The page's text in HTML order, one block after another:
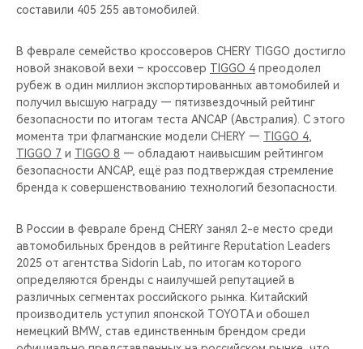
составили 405 255 автомобилей.
В феврале семейство кроссоверов CHERY TIGGO достигло
новой знаковой вехи – кроссовер TIGGO 4 преодолел
рубеж в один миллион экспортированных автомобилей и
получил высшую награду — пятизвездочный рейтинг
безопасности по итогам теста ANCAP (Австралия). С этого
момента три флагманские модели CHERY — TIGGO 4
TIGGO 7 и TIGGO 8 — обладают наивысшим рейтингом
безопасности ANCAP, ещё раз подтверждая стремление
бренда к совершенствованию технологий безопасности.
В России в феврале бренд CHERY занял 2-е место среди
автомобильных брендов в рейтинге Reputation Leaders
2025 от агентства Sidorin Lab, по итогам которого
определяются бренды с наилучшей репутацией в
различных сегментах российского рынка. Китайский
производитель уступил японской TOYOTA и обошел
немецкий BMW, став единственным брендом среди